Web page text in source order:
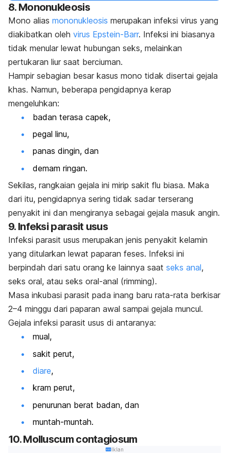
8. Mononukleosis
Mono alias mononukleosis merupakan infeksi virus yang
diakibatkan oleh virus Epstein-Barr. Infeksi ini biasanya
tidak menular lewat hubungan seks, melainkan
pertukaran liur saat berciuman.
Hampir sebagian besar kasus mono tidak disertai gejala
khas. Namun, beberapa pengidapnya kerap
mengeluhkan:
badan terasa capek,
pegal linu,
panas dingin, dan
demam ringan.
Sekilas, rangkaian gejala ini mirip sakit flu biasa. Maka
dari itu, pengidapnya sering tidak sadar terserang
penyakit ini dan mengiranya sebagai gejala masuk angin.
9. Infeksi parasit usus
Infeksi parasit usus merupakan jenis penyakit kelamin
yang ditularkan lewat paparan feses. Infeksi ini
berpindah dari satu orang ke lainnya saat seks anal,
seks oral, atau seks oral-anal (rimming).
Masa inkubasi parasit pada inang baru rata-rata berkisar
2–4 minggu dari paparan awal sampai gejala muncul.
Gejala infeksi parasit usus di antaranya:
mual,
sakit perut,
diare,
kram perut,
penurunan berat badan, dan
muntah-muntah.
10.Molluscum contagiosum
Iklan